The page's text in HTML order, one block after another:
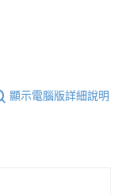
顯示電腦版詳細說明